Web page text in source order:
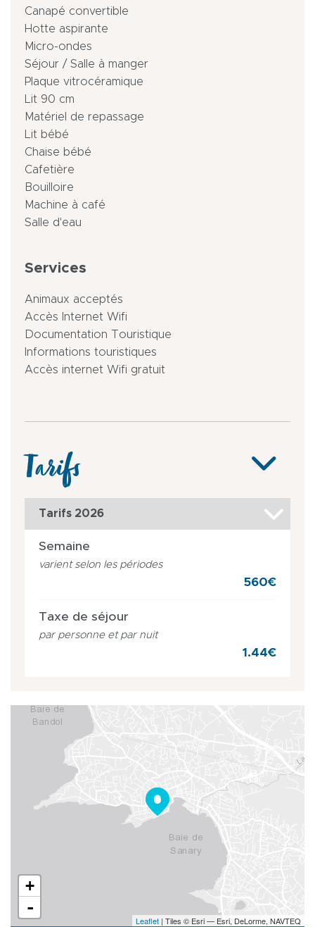
Canapé convertible
Hotte aspirante
Micro-ondes
Séjour / Salle à manger
Plaque vitrocéramique
Lit 90 cm
Matériel de repassage
Lit bébé
Chaise bébé
Cafetière
Bouilloire
Machine à café
Salle d'eau
Services
Animaux acceptés
Accès Internet Wifi
Documentation Touristique
Informations touristiques
Accès internet Wifi gratuit
Tarifs
Tarifs 2026
Semaine
varient selon les périodes
560€
Taxe de séjour
par personne et par nuit
1.44€
+
-
Leaflet | Tiles © Esri — Esri, DeLorme, NAVTEQ